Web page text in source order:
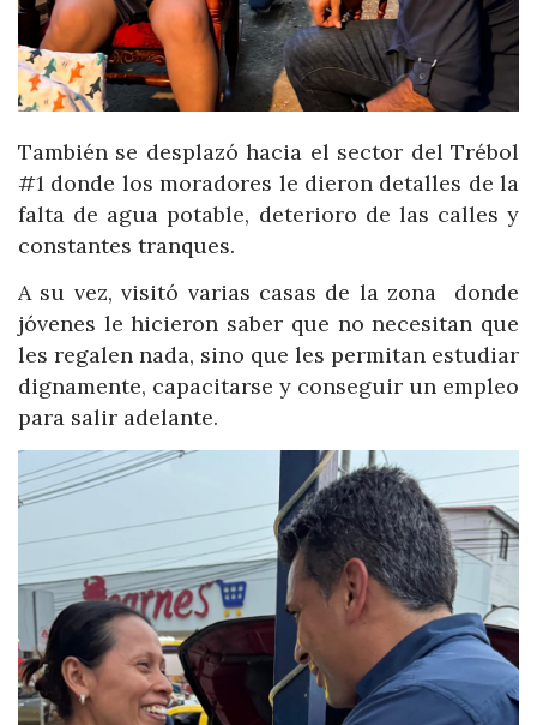
También se desplazó hacia el sector del Trébol
#1 donde los moradores le dieron detalles de la
falta de agua potable, deterioro de las calles y
constantes tranques.
A su vez, visitó varias casas de la zona donde
jóvenes le hicieron saber que no necesitan que
les regalen nada, sino que les permitan estudiar
dignamente, capacitarse y conseguir un empleo
para salir adelante.